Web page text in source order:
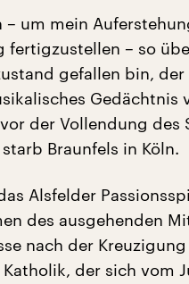
– um mein
– so
gefallen bin,
Gedächtnis
der Vollendung des
Braunfels in Köln.
Alsfelder
des ausgehenden
nach der
der sich vom